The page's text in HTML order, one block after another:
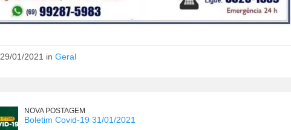
29/01/2021 in Geral
NOVA POSTAGEM
Boletim Covid-19 31/01/2021